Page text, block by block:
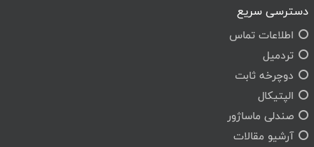
دسترسی سریع
اطلاعات تماس
تردمیل
دوچرخه ثابت
الپتیکال
صندلی ماساژور
آرشیو مقالات